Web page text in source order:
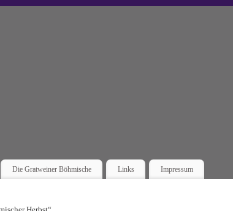
Die Gratweiner Böhmische Links Impressum